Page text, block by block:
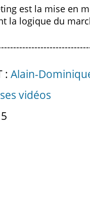
est la mise en
la logique du
: Alain-
vidéos